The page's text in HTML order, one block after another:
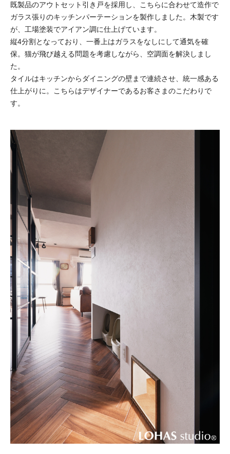
既製品のアウトセット引き戸を採用し、こちらに合わせて造作で
ガラス張りのキッチンパーテーションを製作しました。木製です
が、工場塗装でアイアン調に仕上げています。
縦4分割となっており、一番上はガラスをなしにして通気を確
保。猫が飛び越える問題を考慮しながら、空調面を解決しまし
た。
タイルはキッチンからダイニングの壁まで連続させ、統一感ある
仕上がりに。こちらはデザイナーであるお客さまのこだわりで
す。